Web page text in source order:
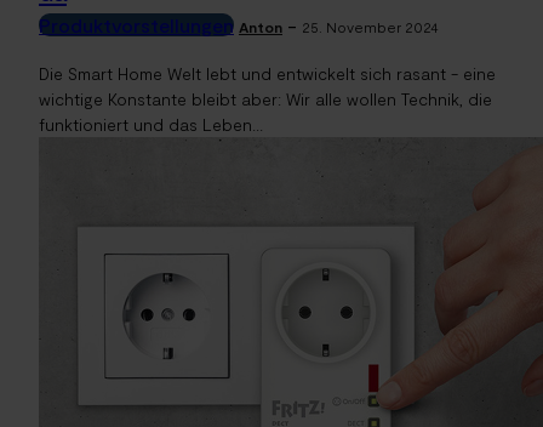
Produktvorstellungen Anton - 25. November 2024
Die Smart Home Welt lebt und entwickelt sich rasant - eine
wichtige Konstante bleibt aber: Wir alle wollen Technik, die
funktioniert und das Leben...